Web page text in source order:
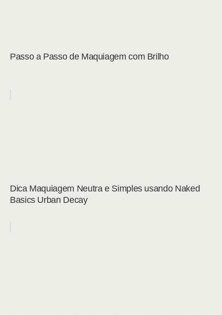
Passo a Passo de Maquiagem com Brilho
Dica Maquiagem Neutra e Simples usando Naked
Basics Urban Decay